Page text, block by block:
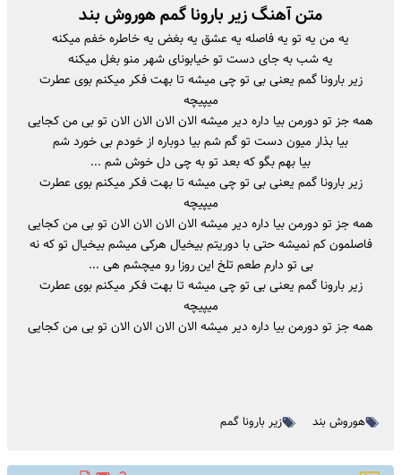
متن آهنگ زیر بارونا گمم هوروش بند
یه من یه تو یه فاصله یه عشق یه بغض یه خاطره خفم میکنه
یه شب به جای دست تو خیابونای شهر منو بغل میکنه
زیر بارونا گمم یعنی بی تو چی میشه تا بهت فکر میکنم بوی عطرت
میپیچه
همه جز تو دورمن بیا داره دیر میشه الان الان الان الان تو بی من کجایی
بیا بذار میون دست تو گم شم بیا دوباره از خودم بی خورد شم
بیا بهم بگو که بعد تو به چی دل خوش شم ...
زیر بارونا گمم یعنی بی تو چی میشه تا بهت فکر میکنم بوی عطرت
میپیچه
همه جز تو دورمن بیا داره دیر میشه الان الان الان الان تو بی من کجایی
فاصلمون کم نمیشه حتی با دوریتم بیخیال هرکی میشم بیخیال تو که نه
بی تو دارم طعم تلخ این روزا رو میچشم هی ...
زیر بارونا گمم یعنی بی تو چی میشه تا بهت فکر میکنم بوی عطرت
میپیچه
همه جز تو دورمن بیا داره دیر میشه الان الان الان الان تو بی من کجایی
هوروش بند زیر بارونا گمم